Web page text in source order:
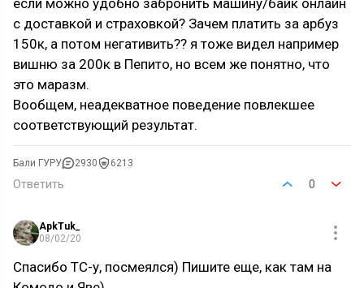
если можно удобно забронить машину/байк онлайн
с доставкой и страховкой? Зачем платить за арбуз
150к, а потом негативить?? я тоже видел например
вишню за 200к в Пепито, но всем же понятно, что
это маразм.
Вообщем, неадекватное поведение повлекшее
соответствующий результат.
Бали ГУРУ 2930 6213
Ответить 0
ApkTuk_
08/02/20
Спасибо ТС-у, посмеялся) Пишите еще, как там на